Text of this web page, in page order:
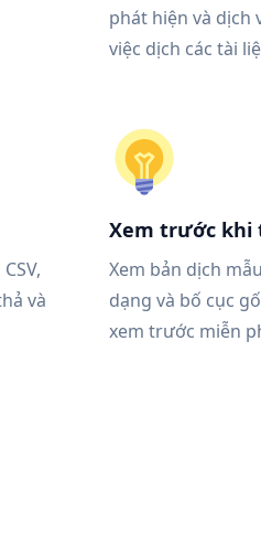
phát hiện và dịch
việc dịch các tài
và
Xem trước khi
Xem bản dịch
dạng và bố cục
xem trước miễn